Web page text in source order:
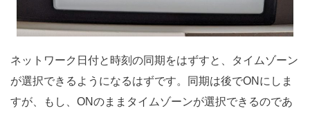
ネットワーク日付と時刻の同期をはずすと、タイムゾーン
が選択できるようになるはずです。同期は後でONにしま
すが、もし、ONのままタイムゾーンが選択できるのであ